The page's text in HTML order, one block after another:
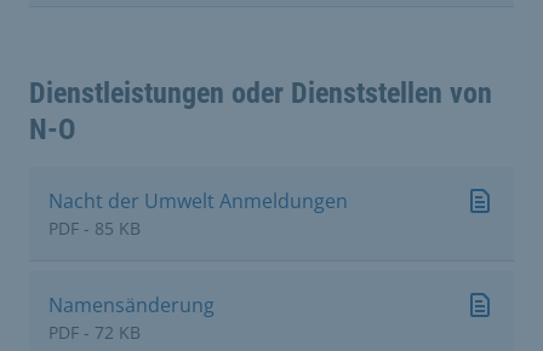
Dienstleistungen oder Dienststellen von
N-O
Nacht der Umwelt Anmeldungen
PDF - 85 KB
Namensänderung
PDF - 72 KB